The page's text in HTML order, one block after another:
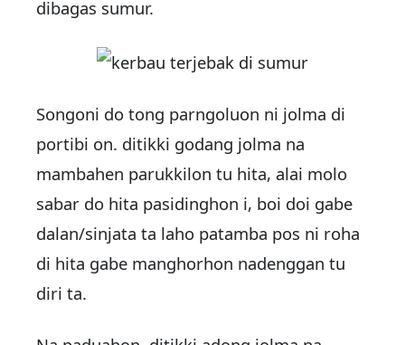
dibagas sumur.
Songoni do tong parngoluon ni jolma di
portibi on. ditikki godang jolma na
mambahen parukkilon tu hita, alai molo
sabar do hita pasidinghon i, boi doi gabe
dalan/sinjata ta laho patamba pos ni roha
di hita gabe manghorhon nadenggan tu
diri ta.